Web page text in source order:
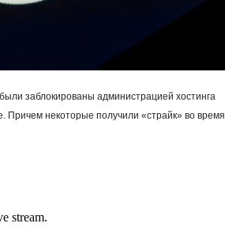
заблокированы администрацией хостинга
Причем некоторые получили «страйк» во время
stream.